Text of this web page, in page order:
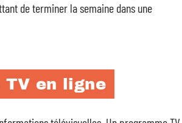
de terminer la semaine dans une
TV en ligne